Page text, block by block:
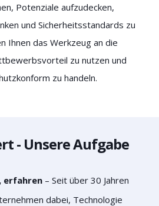
Potenziale aufzudecken,
und Sicherheitsstandards zu
Ihnen das Werkzeug an die
zu nutzen und
zu handeln.
- Unsere Aufgabe
erfahren – Seit über 30 Jahren
dabei, Technologie